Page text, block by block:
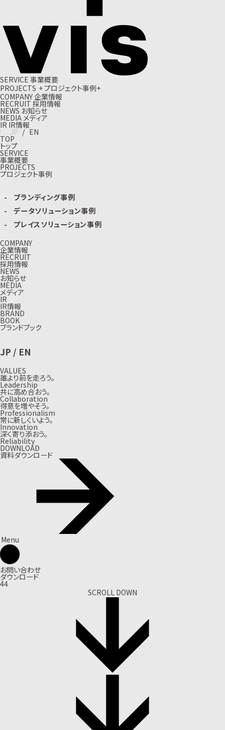
SERVICE 事業概要
PROJECTS +プロジェクト事例+
COMPANY企業情報
RECRUIT 採用情報
NEWS お知らせ
MEDIA メディア
IR IR情報
JP / EN
TOP
トップ
SERVICE
事業概要
PROJECTS
プロジェクト事例
ブランディング事例
データソリューション事例
プレイスソリューション事例
COMPANY
企業情報
RECRUIT
採用情報
NEWS
お知らせ
MEDIA
メディア
IR
IR情報
BRAND
BOOK
ブランドブック
JP / EN
VALUES
誰より前を走ろう。
Leadership
共に高め合おう。
Collaboration
得意を増やそう。
Professionalism
常に新しくいよう。
Innovation
深く寄り添おう。
Reliability
DOWNLOAD
資料ダウンロード
Menu
お問い合わせ
ダウンロード
44
SCROLL DOWN